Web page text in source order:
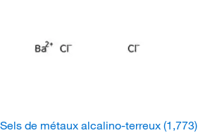
Sels de métaux alcalino-terreux (1,773)